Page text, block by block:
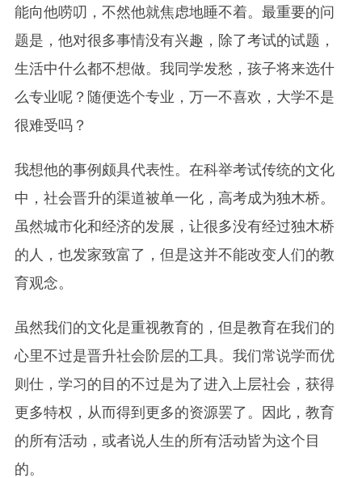
能向他唠叨，不然他就焦虑地睡不着。最重要的问
题是，他对很多事情没有兴趣，除了考试的试题，
生活中什么都不想做。我同学发愁，孩子将来选什
么专业呢？随便选个专业，万一不喜欢，大学不是
很难受吗？
我想他的事例颇具代表性。在科举考试传统的文化
中，社会晋升的渠道被单一化，高考成为独木桥。
虽然城市化和经济的发展，让很多没有经过独木桥
的人，也发家致富了，但是这并不能改变人们的教
育观念。
虽然我们的文化是重视教育的，但是教育在我们的
心里不过是晋升社会阶层的工具。我们常说学而优
则仕，学习的目的不过是为了进入上层社会，获得
更多特权，从而得到更多的资源罢了。因此，教育
的所有活动，或者说人生的所有活动皆为这个目
的。